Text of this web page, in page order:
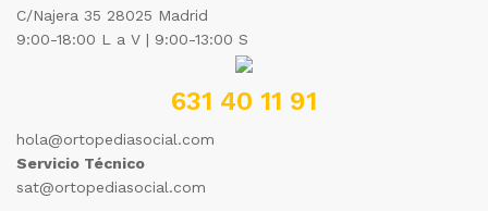
C/Najera 35 28025 Madrid
9:00-18:00 L a V | 9:00-13:00 S
631 40 11 91
hola@ortopediasocial.com
Servicio Técnico
sat@ortopediasocial.com